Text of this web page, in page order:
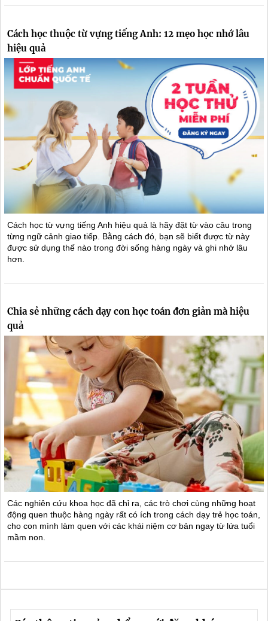
Cách học thuộc từ vựng tiếng Anh: 12 mẹo học nhớ lâu
hiệu quả
Cách học từ vựng tiếng Anh hiệu quả là hãy đặt từ vào câu trong
từng ngữ cảnh giao tiếp. Bằng cách đó, bạn sẽ biết được từ này
được sử dụng thế nào trong đời sống hàng ngày và ghi nhớ lâu
hơn.
Chia sẻ những cách dạy con học toán đơn giản mà hiệu
quả
Các nghiên cứu khoa học đã chỉ ra, các trò chơi cùng những hoạt
động quen thuộc hàng ngày rất có ích trong cách dạy trẻ học toán,
cho con mình làm quen với các khái niệm cơ bản ngay từ lứa tuổi
mầm non.